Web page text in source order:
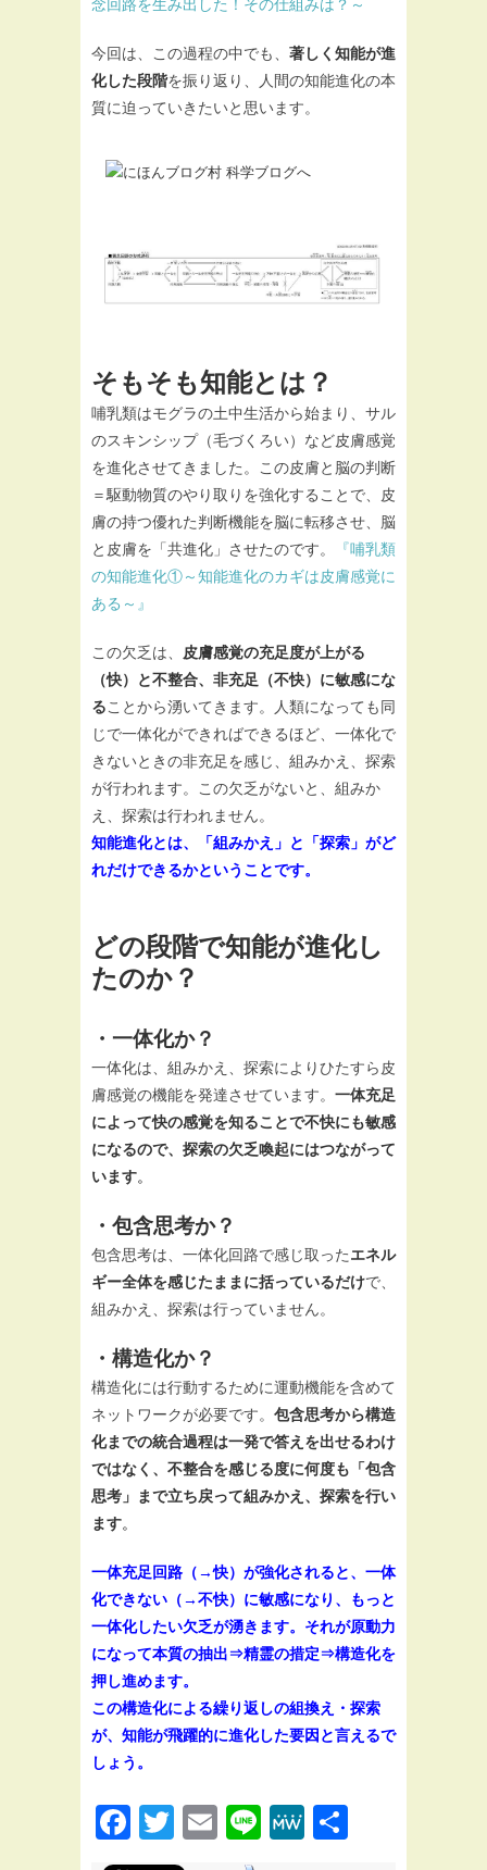
念回路を生み出した！その仕組みは？～
今回は、この過程の中でも、 著しく知能が進
化した段階を振り返り、人間の知能進化の本
質に迫っていきたいと思います。
そもそも知能とは？
哺乳類はモグラの土中生活から始まり、サル
のスキンシップ（毛づくろい）など皮膚感覚
を進化させてきました。この皮膚と脳の判断
＝駆動物質のやり取りを強化することで、皮
膚の持つ優れた判断機能を脳に転移させ、脳
と皮膚を「共進化」させたのです。
『哺乳類
の知能進化①～知能進化のカギは皮膚感覚に
ある～』
この欠乏は、
皮膚感覚の充足度が上がる
（快）と不整合、非充足（不快）に敏感にな
ることから湧いてきます。人類になっても同
じで一体化ができればできるほど、一体化で
きないときの非充足を感じ、組みかえ、探索
が行われます。この欠乏がないと、組みか
え、探索は行われません。
知能進化とは、「組みかえ」と「探索」がど
れだけできるかということです。
どの段階で知能が進化し
たのか？
・一体化か？
一体化は、組みかえ、探索によりひたすら皮
膚感覚の機能を発達させています。 一体充足
によって快の感覚を知ることで不快にも敏感
になるので、探索の欠乏喚起にはつながって
います。
・包含思考か？
包含思考は、一体化回路で感じ取ったエネル
ギー全体を感じたままに括っているだけで、
組みかえ、探索は行っていません。
・構造化か？
構造化には行動するために運動機能を含めて
ネットワークが必要です。 包含思考から構造
化までの統合過程は一発で答えを出せるわけ
ではなく、不整合を感じる度に何度も「包含
思考」まで立ち戻って組みかえ、探索を行い
ます。
一体充足回路（→快）が強化されると、一体
化できない（→不快）に敏感になり、もっと
一体化したい欠乏が湧きます。それが原動力
になって本質の抽出⇒精霊の措定⇒構造化を
押し進めます。
この構造化による繰り返しの組換え・探索
が、知能が飛躍的に進化した要因と言えるで
しょう。
Facebook
Twitter
EmailLineMeWe